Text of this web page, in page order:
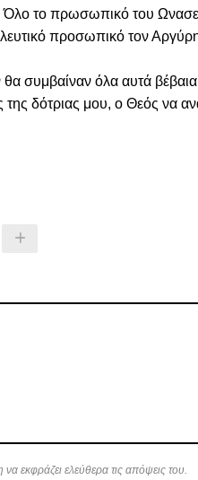
Όλο το πρωσωπικό του
προσωπικό τον
συμβαίναν όλα αυτά
δότριας μου, ο Θεός να
εκφράζει ελεύθερα τις απόψεις του.